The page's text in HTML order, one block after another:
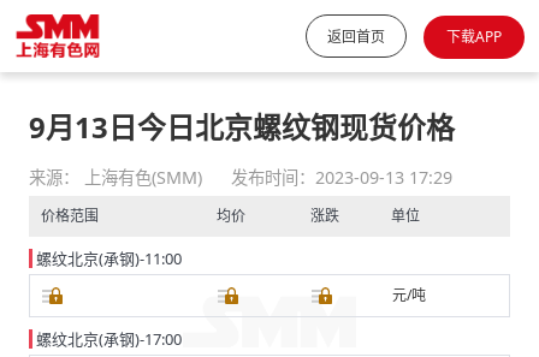
返回首页 下载APP
9月13日今日北京螺纹钢现货价格
来源： 上海有色(SMM) 发布时间：2023-09-13 17:29
价格范围 均价 涨跌 单位
螺纹北京(承钢)-11:00
元/吨
螺纹北京(承钢)-17:00